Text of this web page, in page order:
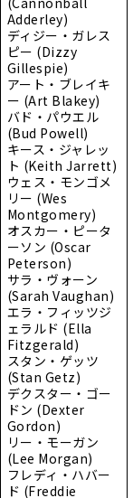
Adderley)
ディジー・ガレス
ピー (Dizzy
Gillespie)
アート・ブレイキ
ー (Art Blakey)
バド・パウエル
(Bud Powell)
キース・ジャレッ
ト (Keith Jarrett)
ウェス・モンゴメ
リー (Wes
Montgomery)
オスカー・ピータ
ーソン (Oscar
Peterson)
サラ・ヴォーン
(Sarah Vaughan)
エラ・フィッツジ
ェラルド (Ella
Fitzgerald)
スタン・ゲッツ
(Stan Getz)
デクスター・ゴー
ドン (Dexter
Gordon)
リー・モーガン
(Lee Morgan)
フレディ・ハバー
ド (Freddie